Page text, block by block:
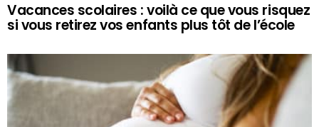
Vacances scolaires : voilà ce que vous risquez
si vous retirez vos enfants plus tôt de l’école